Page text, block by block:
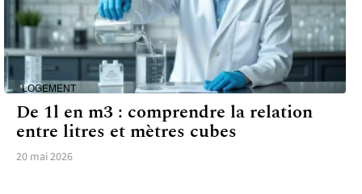
LOGEMENT
De 1l en m3 : comprendre la relation
entre litres et mètres cubes
20 mai 2026